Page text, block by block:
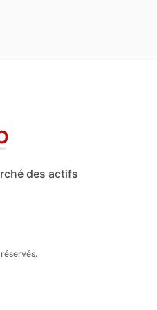
des actifs